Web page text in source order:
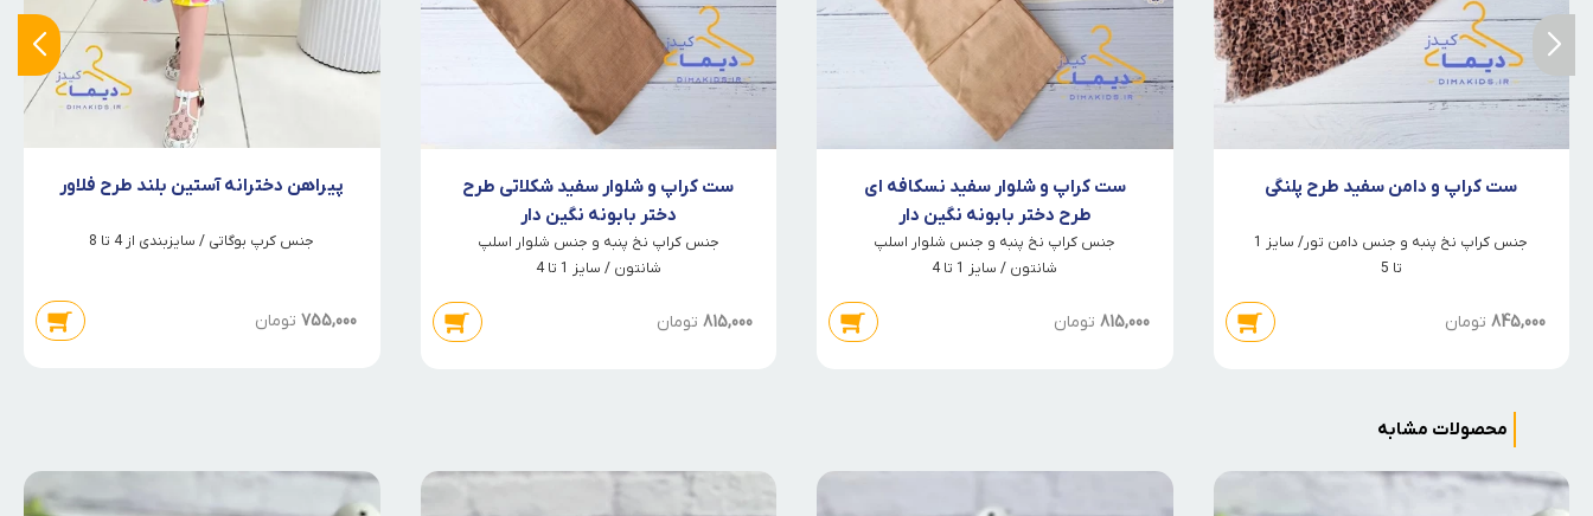
ست کراپ و دامن سفید طرح پلنگی
جنس کراپ نخ پنبه و جنس دامن تور/ سایز 1
تا 5
845,000 تومان
ست کراپ و شلوار سفید نسکافه ای
طرح دختر بابونه نگین دار
جنس کراپ نخ پنبه و جنس شلوار اسلپ
شانتون / سایز 1 تا 4
815,000 تومان
ست کراپ و شلوار سفید شکلاتی طرح
دختر بابونه نگین دار
جنس کراپ نخ پنبه و جنس شلوار اسلپ
شانتون / سایز 1 تا 4
815,000 تومان
پیراهن دخترانه آستین بلند طرح فلاور
جنس کرپ بوگاتی / سایزبندی از 4 تا 8
755,000 تومان
محصولات مشابه